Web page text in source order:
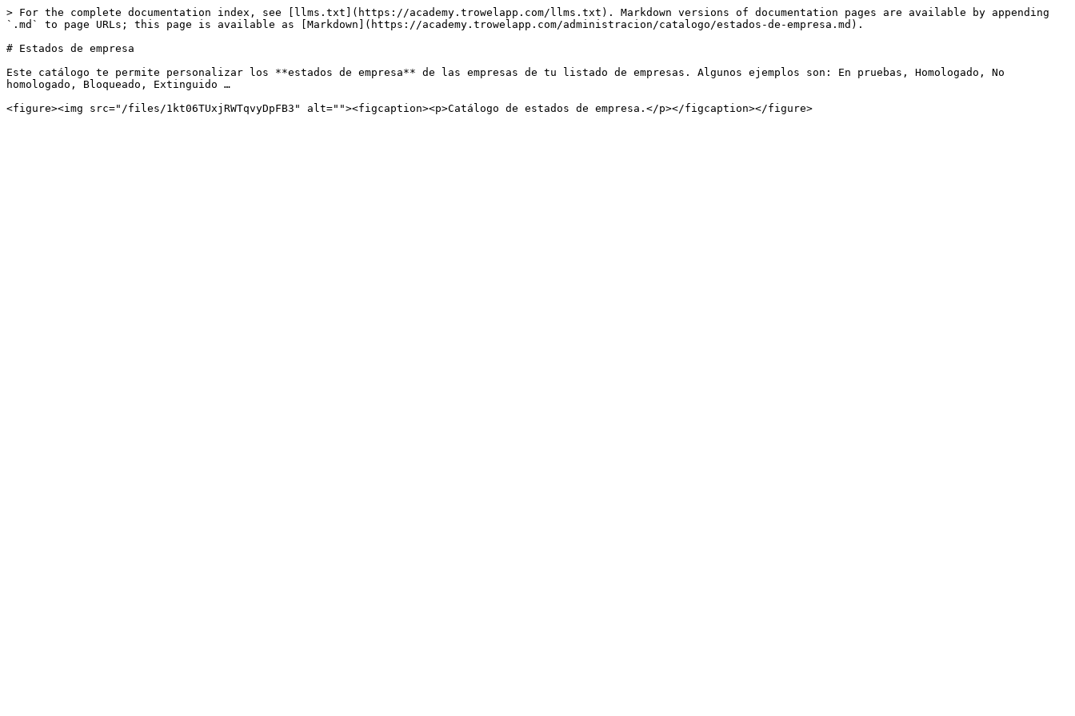
> For the complete documentation index, see [llms.txt](https://academy.trowelapp.com/llms.txt). Markdown versions of documentation pages are available by appending
`.md` to page URLs; this page is available as [Markdown](https://academy.trowelapp.com/administracion/catalogo/estados-de-empresa.md).
# Estados de empresa
Este catálogo te permite personalizar los **estados de empresa** de las empresas de tu listado de empresas. Algunos ejemplos son: En pruebas, Homologado, No
homologado, Bloqueado, Extinguido …